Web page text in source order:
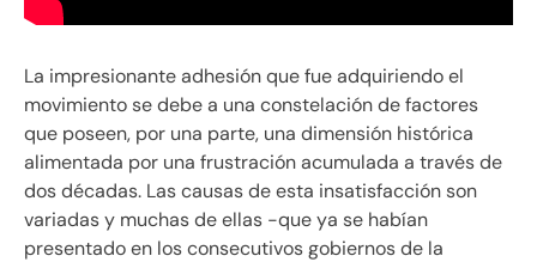
La impresionante adhesión que fue adquiriendo el
movimiento se debe a una constelación de factores
que poseen, por una parte, una dimensión histórica
alimentada por una frustración acumulada a través de
dos décadas. Las causas de esta insatisfacción son
variadas y muchas de ellas -que ya se habían
presentado en los consecutivos gobiernos de la